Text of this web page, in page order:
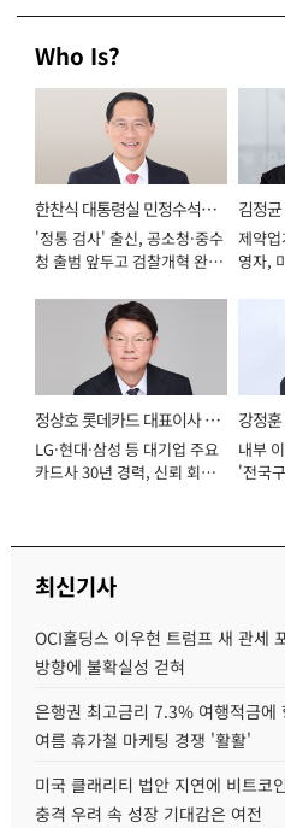
Who Is?
한찬식 대통령실 민정수석비
서관
'정통 검사' 출신, 공소청·중수
청 출범 앞두고 검찰개혁 완수
김정
표이사
제약
영자,
정상호 롯데카드 대표이사 사
장
LG·현대·삼성 등 대기업 주요
카드사 30년 경력, 신뢰 회복
강정
내부
'전국
최신기사
OCI홀딩스 이우현 트럼프 새 관세
방향에 불확실성 걷혀
은행권 최고금리 7.3% 여행적금에
여름 휴가철 마케팅 경쟁 '활활'
미국 클래리티 법안 지연에 비트코
충격 우려 속 성장 기대감은 여전